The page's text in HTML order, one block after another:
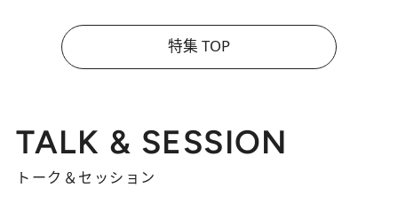
特集 TOP
TALK & SESSION
トーク＆セッション